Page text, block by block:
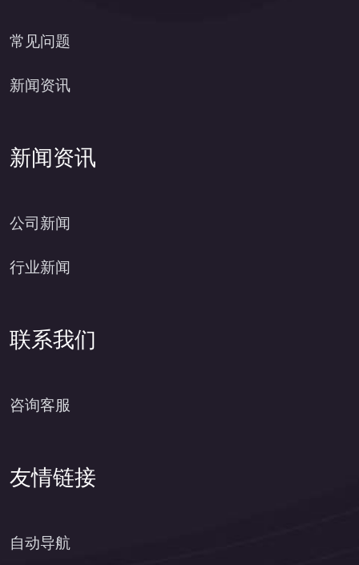
常见问题
新闻资讯
新闻资讯
公司新闻
行业新闻
联系我们
咨询客服
友情链接
自动导航